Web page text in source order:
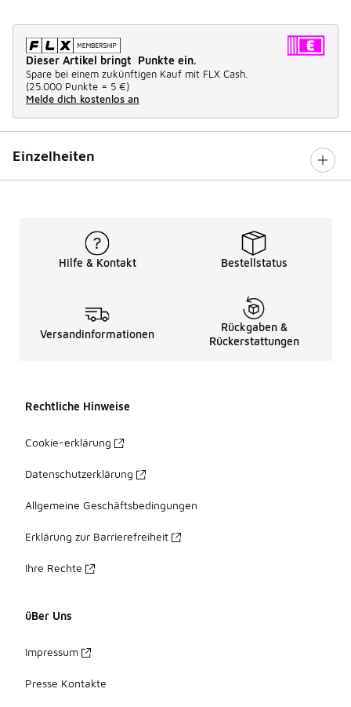
Dieser Artikel bringt Punkte ein.
Spare bei einem zukünftigen Kauf mit FLX Cash.
(25.000 Punkte = 5 €)
Melde dich kostenlos an
Einzelheiten
Hilfe & Kontakt Bestellstatus
Versandinformationen
Rückgaben &
Rückerstattungen
Rechtliche Hinweise
Cookie-erklärung
Datenschutzerklärung
Allgemeine Geschäftsbedingungen
Erklärung zur Barrierefreiheit
Ihre Rechte
üBer Uns
Impressum
Presse Kontakte